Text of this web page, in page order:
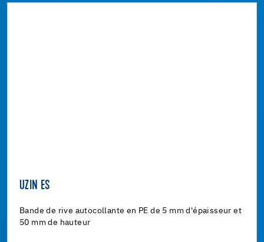
UZIN ES
Bande de rive autocollante en PE de 5 mm d'épaisseur et
50 mm de hauteur